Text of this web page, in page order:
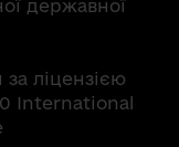
державної
ліцензією
International